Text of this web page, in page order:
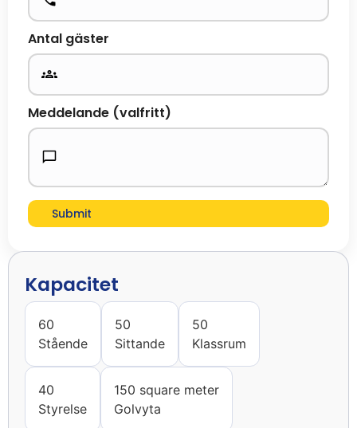
Antal gäster
Meddelande (valfritt)
Submit
Kapacitet
60
Stående
50
Sittande
50
Klassrum
40
Styrelse
150 square meter
Golvyta